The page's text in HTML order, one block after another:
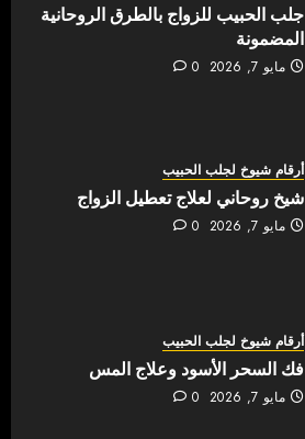
جلب الحبيب للزواج بالطرق الروحانية
المضمونة
مايو 7, 2026 0
أرقام شيوخ لجلب الحبيب
شيخ روحاني لعلاج تعطيل الزواج
مايو 7, 2026 0
أرقام شيوخ لجلب الحبيب
فك السحر الأسود وعلاج المس
مايو 7, 2026 0